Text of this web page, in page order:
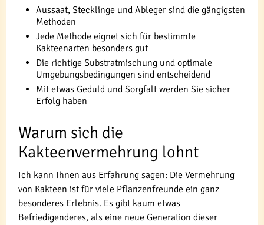
Aussaat, Stecklinge und Ableger sind die gängigsten
Methoden
Jede Methode eignet sich für bestimmte
Kakteenarten besonders gut
Die richtige Substratmischung und optimale
Umgebungsbedingungen sind entscheidend
Mit etwas Geduld und Sorgfalt werden Sie sicher
Erfolg haben
Warum sich die
Kakteenvermehrung lohnt
Ich kann Ihnen aus Erfahrung sagen: Die Vermehrung
von Kakteen ist für viele Pflanzenfreunde ein ganz
besonderes Erlebnis. Es gibt kaum etwas
Befriedigenderes, als eine neue Generation dieser